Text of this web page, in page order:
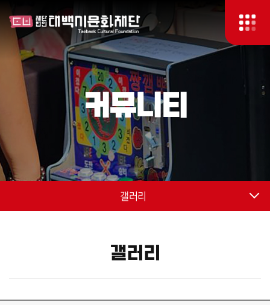
커뮤니티
갤러리
갤러리